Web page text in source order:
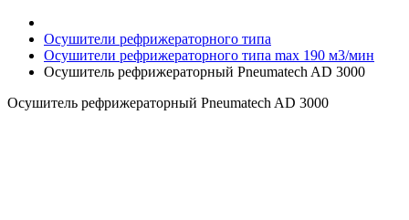
Осушители рефрижераторного типа
Осушители рефрижераторного типа max 190 м3/мин
Осушитель рефрижераторный Pneumatech AD 3000
Осушитель рефрижераторный Pneumatech AD 3000